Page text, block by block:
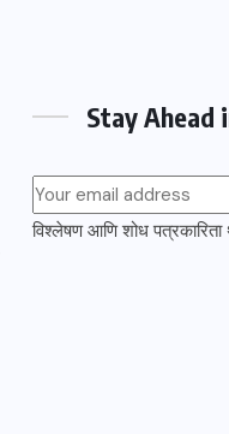
Stay Ahead
विश्लेषण आणि शोध